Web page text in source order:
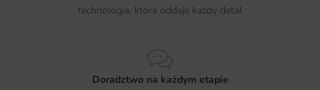
technologia, która oddaje każdy detal
Doradztwo na każdym etapie